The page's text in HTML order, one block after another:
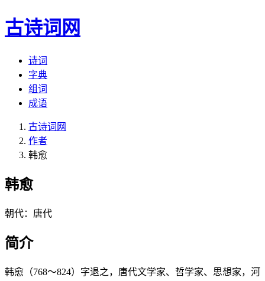
古诗词网
诗词
字典
组词
成语
古诗词网
作者
韩愈
韩愈
朝代：唐代
简介
韩愈（768～824）字退之，唐代文学家、哲学家、思想家，河